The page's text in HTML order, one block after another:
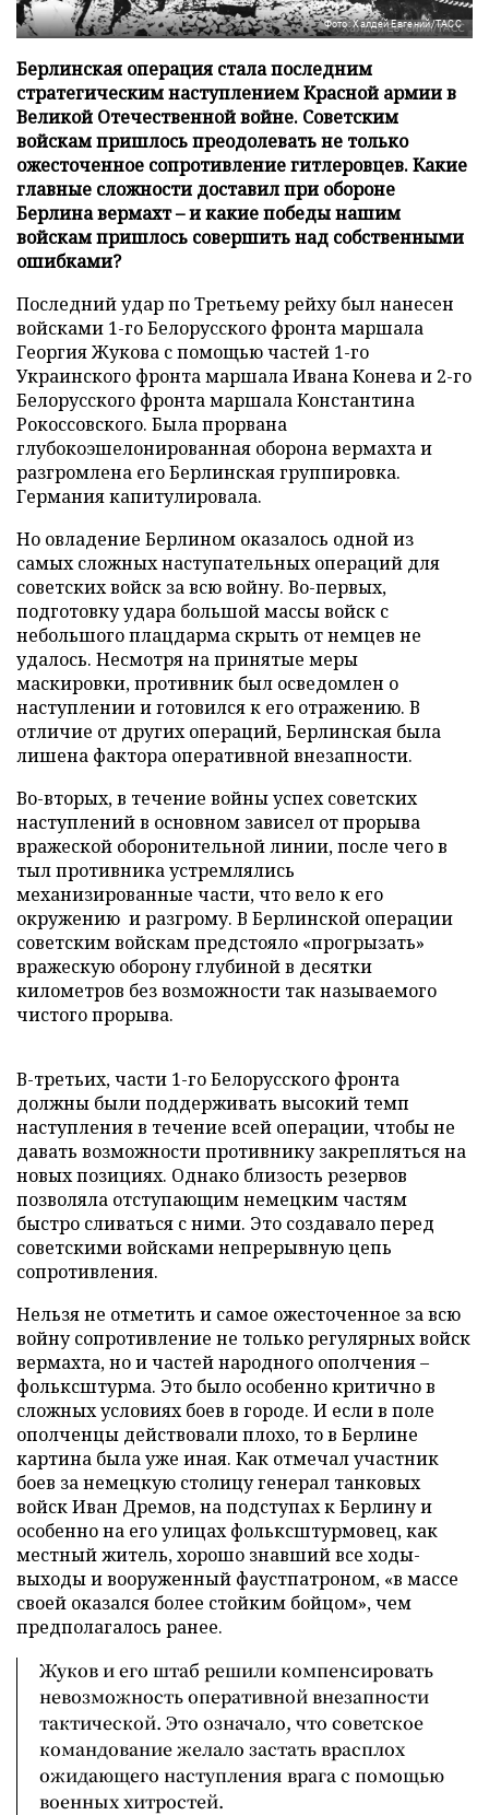
Фото: Халдей Евгений/ТАСС
Берлинская операция стала последним
стратегическим наступлением Красной армии в
Великой Отечественной войне. Советским
войскам пришлось преодолевать не только
ожесточенное сопротивление гитлеровцев. Какие
главные сложности доставил при обороне
Берлина вермахт – и какие победы нашим
войскам пришлось совершить над собственными
ошибками?
Последний удар по Третьему рейху был нанесен
войсками 1-го Белорусского фронта маршала
Георгия Жукова с помощью частей 1-го
Украинского фронта маршала Ивана Конева и 2-го
Белорусского фронта маршала Константина
Рокоссовского. Была прорвана
глубокоэшелонированная оборона вермахта и
разгромлена его Берлинская группировка.
Германия капитулировала.
Но овладение Берлином оказалось одной из
самых сложных наступательных операций для
советских войск за всю войну. Во-первых,
подготовку удара большой массы войск с
небольшого плацдарма скрыть от немцев не
удалось. Несмотря на принятые меры
маскировки, противник был осведомлен о
наступлении и готовился к его отражению. В
отличие от других операций, Берлинская была
лишена фактора оперативной внезапности.
Во-вторых, в течение войны успех советских
наступлений в основном зависел от прорыва
вражеской оборонительной линии, после чего в
тыл противника устремлялись
механизированные части, что вело к его
окружению и разгрому. В Берлинской операции
советским войскам предстояло «прогрызать»
вражескую оборону глубиной в десятки
километров без возможности так называемого
чистого прорыва.
В-третьих, части 1-го Белорусского фронта
должны были поддерживать высокий темп
наступления в течение всей операции, чтобы не
давать возможности противнику закрепляться на
новых позициях. Однако близость резервов
позволяла отступающим немецким частям
быстро сливаться с ними. Это создавало перед
советскими войсками непрерывную цепь
сопротивления.
Нельзя не отметить и самое ожесточенное за всю
войну сопротивление не только регулярных войск
вермахта, но и частей народного ополчения –
фольксштурма. Это было особенно критично в
сложных условиях боев в городе. И если в поле
ополченцы действовали плохо, то в Берлине
картина была уже иная. Как отмечал участник
боев за немецкую столицу генерал танковых
войск Иван Дремов, на подступах к Берлину и
особенно на его улицах фольксштурмовец, как
местный житель, хорошо знавший все ходы-
выходы и вооруженный фаустпатроном, «в массе
своей оказался более стойким бойцом», чем
предполагалось ранее.
Жуков и его штаб решили компенсировать
невозможность оперативной внезапности
тактической. Это означало, что советское
командование желало застать врасплох
ожидающего наступления врага с помощью
военных хитростей.